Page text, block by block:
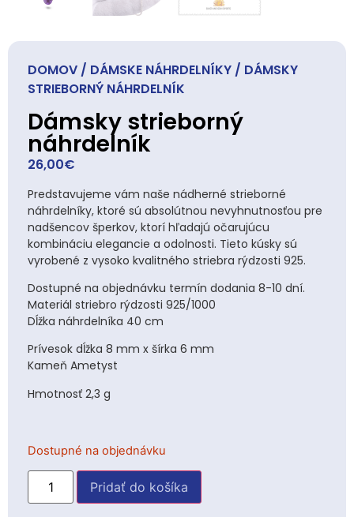
DOMOV / DÁMSKE NÁHRDELNÍKY / DÁMSKY
STRIEBORNÝ NÁHRDELNÍK
Dámsky strieborný
náhrdelník
26,00€
Predstavujeme vám naše nádherné strieborné
náhrdelníky, ktoré sú absolútnou nevyhnutnosťou pre
nadšencov šperkov, ktorí hľadajú očarujúcu
kombináciu elegancie a odolnosti. Tieto kúsky sú
vyrobené z vysoko kvalitného striebra rýdzosti 925.
Dostupné na objednávku termín dodania 8-10 dní.
Materiál striebro rýdzosti 925/1000
Dĺžka náhrdelníka 40 cm
Prívesok dĺžka 8 mm x šírka 6 mm
Kameň Ametyst
Hmotnosť 2,3 g
Dostupné na objednávku
Pridať do košíka